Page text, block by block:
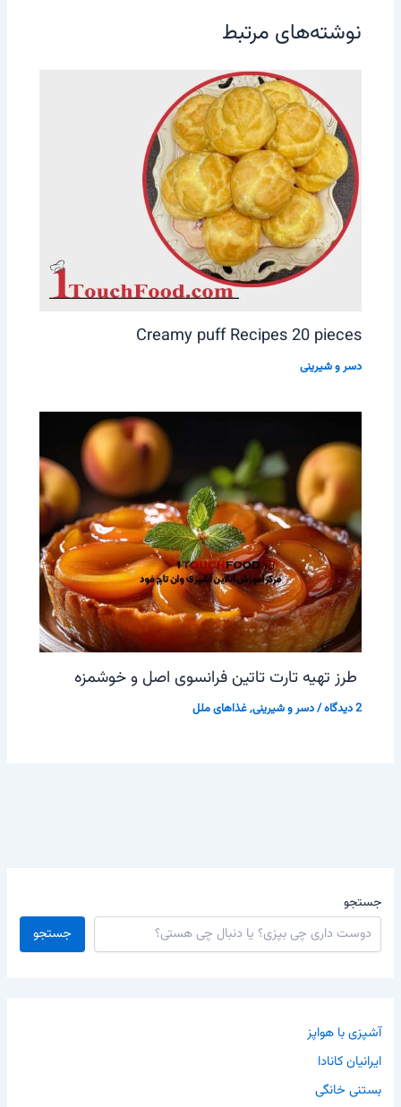
نوشته‌های مرتبط
Creamy puff Recipes 20 pieces
دسر و شیرینی
طرز تهیه تارت تاتین فرانسوی اصل و خوشمزه
2 دیدگاه /دسر و شیرینی,غذاهای ملل
جستجو
جستجو
آشپزی با هواپز
ایرانیان کانادا
بستنی خانگی